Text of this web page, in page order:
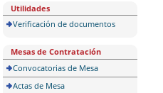
Utilidades
Verificación de documentos
Mesas de Contratación
Convocatorias de Mesa
Actas de Mesa